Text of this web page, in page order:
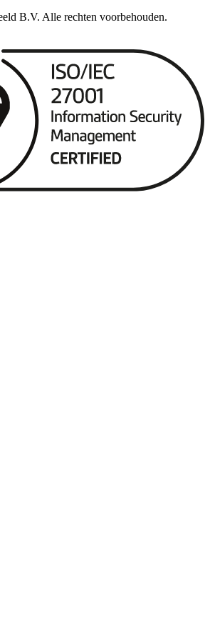
B.V. Alle rechten voorbehouden.